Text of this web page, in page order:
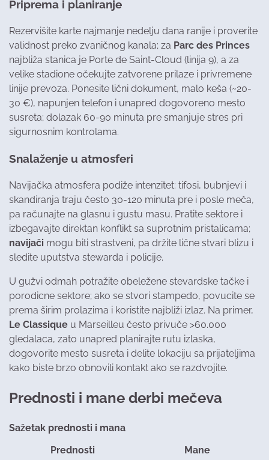
Priprema i planiranje
Rezervišite karte najmanje nedelju dana ranije i proverite
validnost preko zvaničnog kanala; za Parc des Princes
najbliža stanica je Porte de Saint-Cloud (linija 9), a za
velike stadione očekujte zatvorene prilaze i privremene
linije prevoza. Ponesite lični dokument, malo keša (~20-
30 €), napunjen telefon i unapred dogovoreno mesto
susreta; dolazak 60-90 minuta pre smanjuje stres pri
sigurnosnim kontrolama.
Snalaženje u atmosferi
Navijačka atmosfera podiže intenzitet: tifosi, bubnjevi i
skandiranja traju često 30-120 minuta pre i posle meča,
pa računajte na glasnu i gustu masu. Pratite sektore i
izbegavajte direktan konflikt sa suprotnim pristalicama;
navijači mogu biti strastveni, pa držite lične stvari blizu i
sledite uputstva stewarda i policije.
U gužvi odmah potražite obeležene stevardske tačke i
porodicne sektore; ako se stvori stampedo, povucite se
prema širim prolazima i koristite najbliži izlaz. Na primer,
Le Classique u Marseilleu često privuče >60.000
gledalaca, zato unapred planirajte rutu izlaska,
dogovorite mesto susreta i delite lokaciju sa prijateljima
kako biste brzo obnovili kontakt ako se razdvojite.
Prednosti i mane derbi mečeva
Sažetak prednosti i mana
Prednosti
Mane